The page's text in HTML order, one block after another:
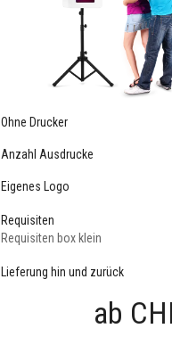
Ohne Drucker
Anzahl Ausdrucke
Eigenes Logo
Requisiten
Requisiten box klein
Lieferung hin und zurück
ab